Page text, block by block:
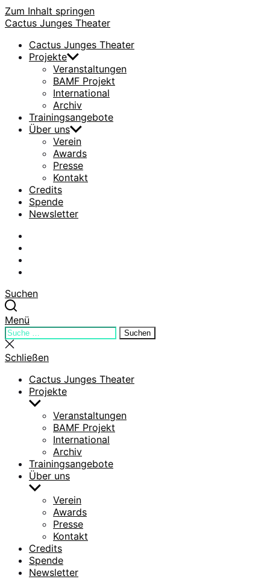
Zum Inhalt springen
Cactus Junges Theater
Cactus Junges Theater
Projekte
Veranstaltungen
BAMF Projekt
International
Archiv
Trainingsangebote
Über uns
Verein
Awards
Presse
Kontakt
Credits
Spende
Newsletter
Suchen
Menü
Suchen
nach:
Suchen
Suche
schließen
Schließen
Cactus Junges Theater
Projekte
Untermenü
anzeigenVeranstaltungen
BAMF Projekt
International
Archiv
Trainingsangebote
Über uns
Untermenü
anzeigen
Verein
Awards
Presse
Kontakt
Credits
Spende
Newsletter